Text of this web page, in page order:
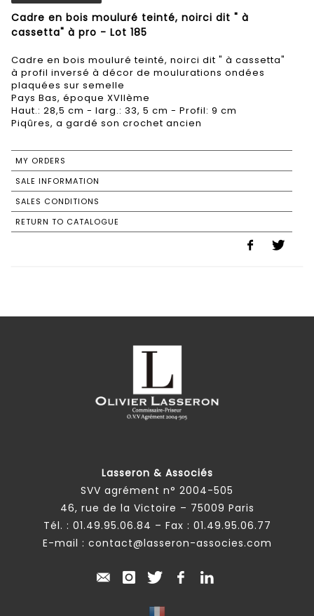
Cadre en bois mouluré teinté, noirci dit " à
cassetta" à pro - Lot 185
Cadre en bois mouluré teinté, noirci dit " à cassetta"
à profil inversé à décor de moulurations ondées
plaquées sur semelle
Pays Bas, époque XVIIème
Haut.: 28,5 cm - larg.: 33, 5 cm - Profil: 9 cm
Piqûres, a gardé son crochet ancien
MY ORDERS
SALE INFORMATION
SALES CONDITIONS
RETURN TO CATALOGUE
Lasseron & Associés
SVV agrément n° 2004-505
46, rue de la Victoire – 75009 Paris
Tél. : 01.49.95.06.84 – Fax : 01.49.95.06.77
E-mail : contact@lasseron-associes.com